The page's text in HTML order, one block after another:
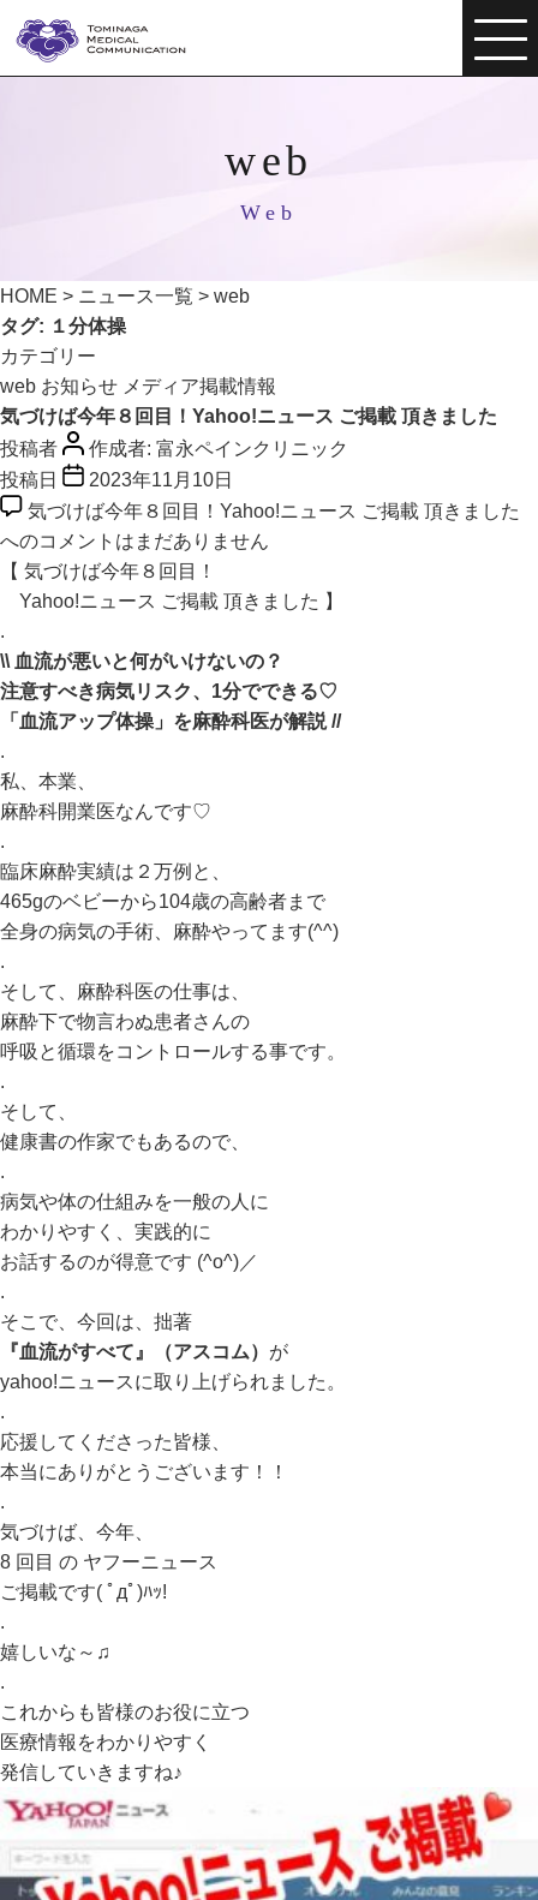
web
Web
HOME > ニュース一覧 > web
タグ: １分体操
カテゴリー
web お知らせ メディア掲載情報
気づけば今年８回目！Yahoo!ニュース ご掲載 頂きました
投稿者
作成者: 富永ペインクリニック
投稿日
2023年11月10日
気づけば今年８回目！Yahoo!ニュース ご掲載 頂きました
へのコメントはまだありません
【 気づけば今年８回目！
Yahoo!ニュース ご掲載 頂きました 】
.
\\ 血流が悪いと何がいけないの？
注意すべき病気リスク、1分でできる♡
「血流アップ体操」を麻酔科医が解説 //
.
私、本業、
麻酔科開業医なんです♡
.
臨床麻酔実績は２万例と、
465gのベビーから104歳の高齢者まで
全身の病気の手術、麻酔やってます(^^)
.
そして、麻酔科医の仕事は、
麻酔下で物言わぬ患者さんの
呼吸と循環をコントロールする事です。
.
そして、
健康書の作家でもあるので、
.
病気や体の仕組みを一般の人に
わかりやすく、実践的に
お話するのが得意です (^o^)／
.
そこで、今回は、拙著
『血流がすべて』（アスコム） が
yahoo!ニュースに取り上げられました。
.
応援してくださった皆様、
本当にありがとうございます！！
.
気づけば、今年、
8 回目 の ヤフーニュース
ご掲載です( ﾟдﾟ)ﾊｯ!
.
嬉しいな～♫
.
これからも皆様のお役に立つ
医療情報をわかりやすく
発信していきますね♪